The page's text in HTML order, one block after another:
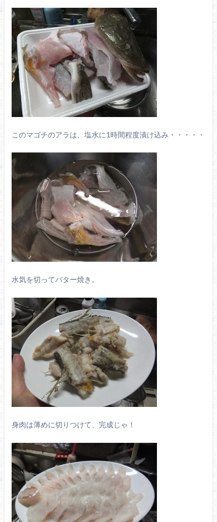
このマゴチのアラは、塩水に1時間程度漬け込み・・・・・
水気を切ってバター焼き。
身肉は薄めに切りつけて、完成じゃ！